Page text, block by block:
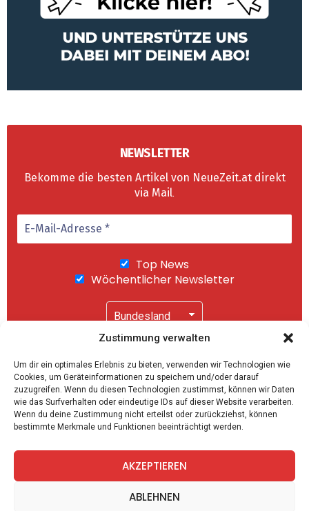
Zustimmung verwalten
Um dir ein optimales Erlebnis zu bieten, verwenden wir Technologien wie
Cookies, um Geräteinformationen zu speichern und/oder darauf
zuzugreifen. Wenn du diesen Technologien zustimmst, können wir Daten
wie das Surfverhalten oder eindeutige IDs auf dieser Website verarbeiten.
Wenn du deine Zustimmung nicht erteilst oder zurückziehst, können
bestimmte Merkmale und Funktionen beeinträchtigt werden.
AKZEPTIEREN
ABLEHNEN
NEWSLETTER
Bekomme die besten Artikel von NeueZeit.at direkt
via Mail.
Top News
Wöchentlicher Newsletter
"Abonnieren" akzeptierst Du unsere
Datenschutzerklärung.
twitter